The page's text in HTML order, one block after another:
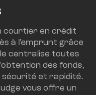
courtier en crédit
à l'emprunt grâce
centralise toutes
des fonds,
et rapidité.
vous offre un